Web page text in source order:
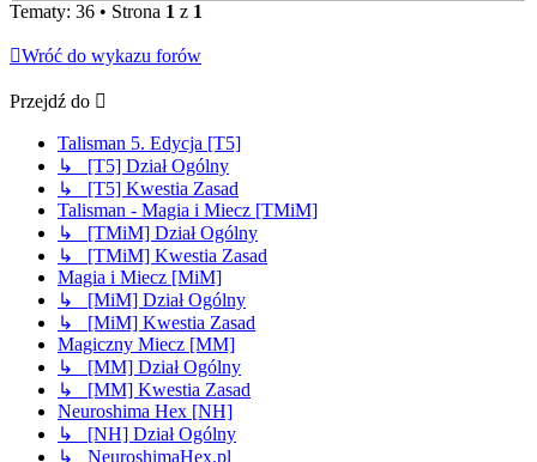
Tematy: 36 • Strona 1 z 1
Wróć do wykazu forów
Przejdź do
Talisman 5. Edycja [T5]
↳ [T5] Dział Ogólny
↳ [T5] Kwestia Zasad
Talisman - Magia i Miecz [TMiM]
↳ [TMiM] Dział Ogólny
↳ [TMiM] Kwestia Zasad
Magia i Miecz [MiM]
↳ [MiM] Dział Ogólny
↳ [MiM] Kwestia Zasad
Magiczny Miecz [MM]
↳ [MM] Dział Ogólny
↳ [MM] Kwestia Zasad
Neuroshima Hex [NH]
↳ [NH] Dział Ogólny
↳ NeuroshimaHex.pl